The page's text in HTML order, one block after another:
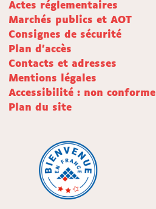
Actes réglementaires
Marchés publics et AOT
Consignes de sécurité
Plan d'accès
Contacts et adresses
Mentions légales
Accessibilité : non conforme
Plan du site